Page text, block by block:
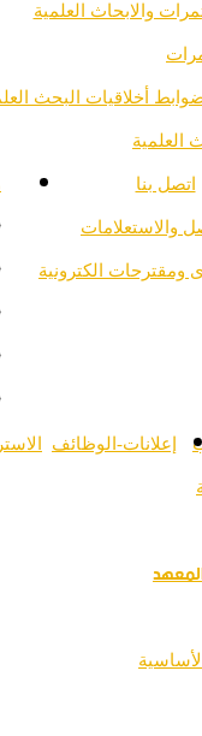
والابحاث العلمية
أخلاقيات البحث
العلمية
اتصل بنا
والاستعلامات
ومقترحات الكترونية
إعلانات-الوظائف